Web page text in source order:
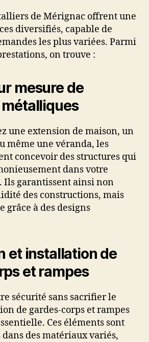
de Mérignac offrent une
diversifiés, capable de
les plus variées. Parmi
on trouve :
mesure de
une extension de maison, un
même une véranda, les
concevoir des structures qui
dans votre
garantissent ainsi non
des constructions, mais
grâce à des designs
et installation de
et rampes
sécurité sans sacrifier le
de gardes-corps et rampes
Ces éléments sont
des matériaux variés,